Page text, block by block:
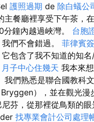
護照過期 de 除白蟻公
主餐廳裡享受下午茶，
鐘內越過峽灣。 台胞
們不會錯過。 菲律賓
包含了我不知道的知
月子中心住幾天 我本來
我們熟悉是聯合國教科
），並在觀光漫
芬，從那裡從鳥類的眼
找專業會計公司處理